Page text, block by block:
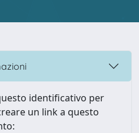
identificativo per
un link a questo